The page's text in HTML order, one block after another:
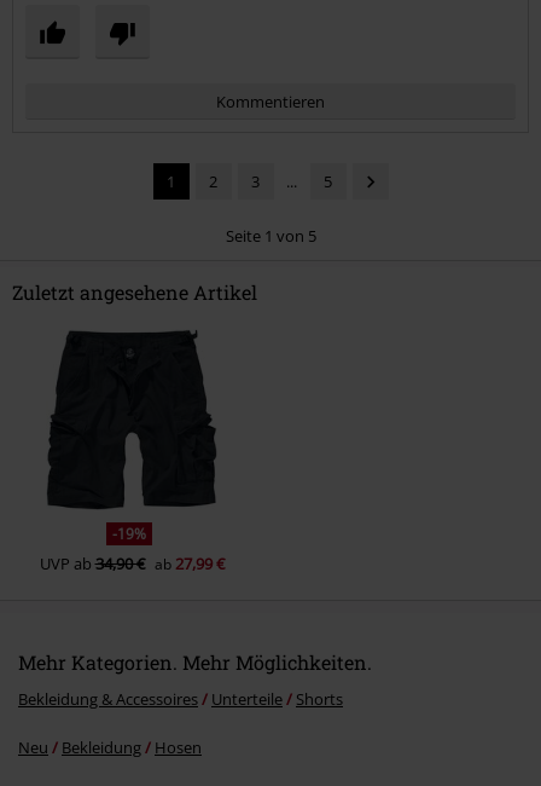
Kommentieren
Kommentar jetzt abschicken!
1 2 3 ... 5
Seite 1 von 5
Zuletzt angesehene Artikel
-19%
UVP ab34,90 € ab 27,99 €
Mehr Kategorien. Mehr Möglichkeiten.
Bekleidung & Accessoires Unterteile Shorts
Neu Bekleidung Hosen